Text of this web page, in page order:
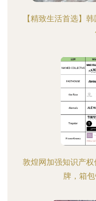
【精致生活首选】
敦煌网加强知识产权
牌，箱